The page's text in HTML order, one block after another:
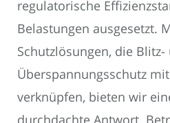
regulatorische
Belastungen ausgesetzt.
Schutzlösungen, die Blitz-
Überspannungsschutz
verknüpfen, bieten wir